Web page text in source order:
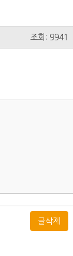
조회: 9941
글삭제